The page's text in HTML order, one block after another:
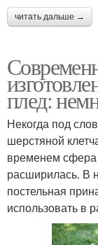
читать дальше →
плед:
Некогда под
шерстяной
временем сфера
расширилась. В
постельная
использовать в